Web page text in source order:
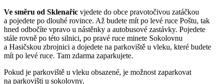
Ve směru od Sklenařic vjedete do obce pravotočivou zatáčkou
a pojedete po dlouhé rovince. Až budete mít po levé ruce Poštu, tak
hned odbočíte vpravo u nástěnky a autobusové zastávky. Pojedete
stále rovně po této silnici, po pravé ruce minete Sokolovnu
a Hasičskou zbrojnici a dojedete na parkoviště u vleku, které budete
mít po levé ruce. Tam zdarma zaparkujete.
Pokud je parkoviště u vleku obsazené, je možnost zaparkovat
na parkovišti u sokolovny.